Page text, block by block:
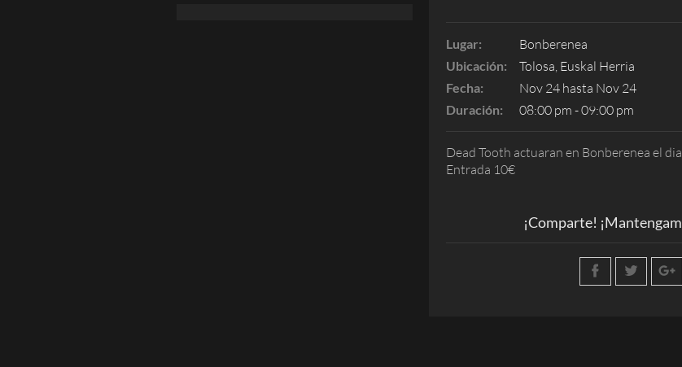
Lugar: Bonberenea
Ubicación: Tolosa, Euskal Herria
Fecha: Nov 24 hasta Nov 24
Duración: 08:00 pm - 09:00 pm
Dead Tooth actuaran en Bonberenea el
Entrada 10€
¡Comparte!